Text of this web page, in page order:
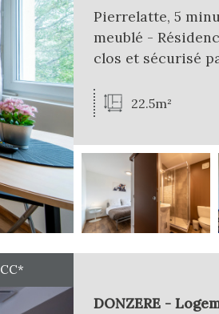
Pierrelatte, 5
meublé -
clos et sécurisé
22.5m²
CC*
DONZERE -